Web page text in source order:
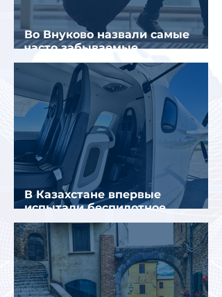
Во Внуково назвали самые
часто забываемые
пассажирами вещи
В Казахстане впервые
испытали беспилотное
аэротакси с пассажирами